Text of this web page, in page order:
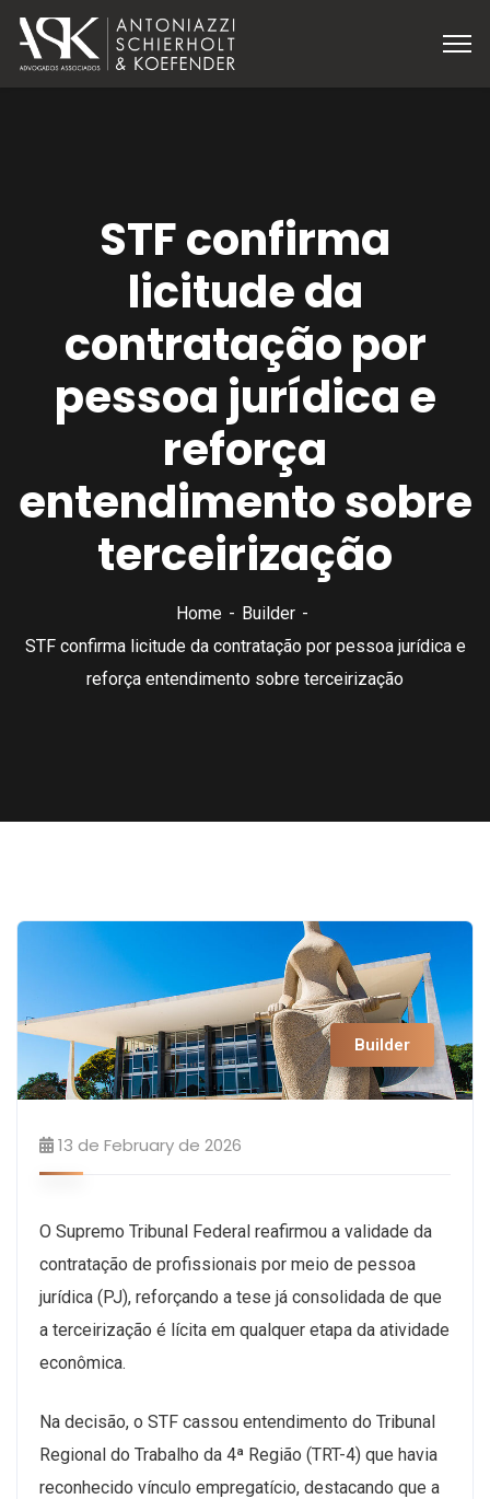
STF confirma
licitude da
contratação por
pessoa jurídica e
reforça
entendimento sobre
terceirização
Home
Builder
STF confirma licitude da contratação por pessoa jurídica e
reforça entendimento sobre terceirização
Builder
13 de February de 2026
O Supremo Tribunal Federal reafirmou a validade da
contratação de profissionais por meio de pessoa
jurídica (PJ), reforçando a tese já consolidada de que
a terceirização é lícita em qualquer etapa da atividade
econômica.
Na decisão, o STF cassou entendimento do Tribunal
Regional do Trabalho da 4ª Região (TRT-4) que havia
reconhecido vínculo empregatício, destacando que a